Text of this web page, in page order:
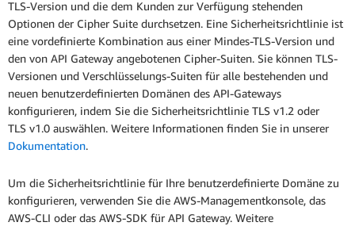
TLS-Version und die dem Kunden zur Verfügung stehenden
Optionen der Cipher Suite durchsetzen. Eine Sicherheitsrichtlinie ist
eine vordefinierte Kombination aus einer Mindes-TLS-Version und
den von API Gateway angebotenen Cipher-Suiten. Sie können TLS-
Versionen und Verschlüsselungs-Suiten für alle bestehenden und
neuen benutzerdefinierten Domänen des API-Gateways
konfigurieren, indem Sie die Sicherheitsrichtlinie TLS v1.2 oder
TLS v1.0 auswählen. Weitere Informationen finden Sie in unserer
Dokumentation.
Um die Sicherheitsrichtlinie für Ihre benutzerdefinierte Domäne zu
konfigurieren, verwenden Sie die AWS-Managementkonsole, das
AWS-CLI oder das AWS-SDK für API Gateway. Weitere